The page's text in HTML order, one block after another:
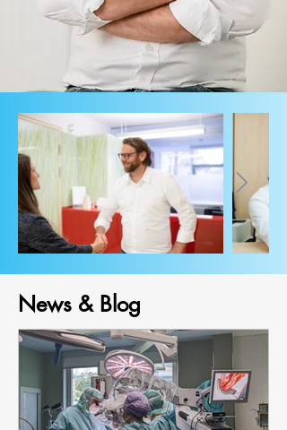
News & Blog